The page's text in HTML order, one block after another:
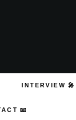
INTERVIEW 🎤
📧